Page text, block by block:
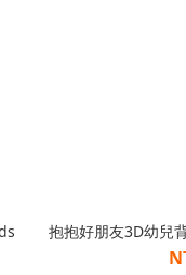
抱抱好朋友3D幼兒